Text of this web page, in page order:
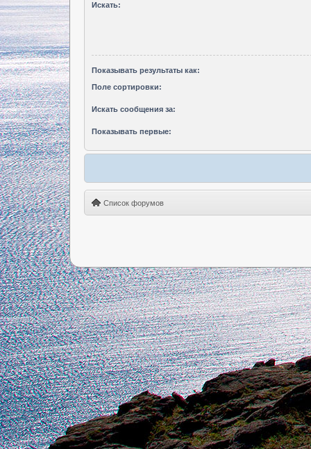
Искать:
Показывать результаты как:
Поле сортировки:
Искать сообщения за:
Показывать первые:
Список форумов